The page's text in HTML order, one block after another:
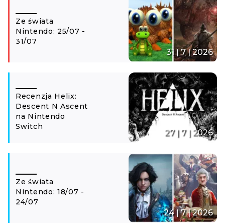
Ze świata
Nintendo: 25/07 -
31/07
31 | 7 | 2026
Recenzja Helix:
Descent N Ascent
na Nintendo
Switch
27 | 7 | 2026
Ze świata
Nintendo: 18/07 -
24/07
24 | 7 | 2026